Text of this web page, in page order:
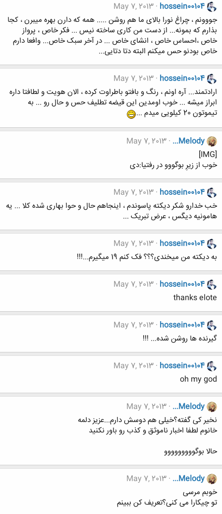
hossein00104
May 7, 2013
جووونم ، چراغ نورا بالای ما هم روشن ..... همه که دارن بهره میبرن ، کجا
بذارم که بمونه... از دست من کاری ساخته نیس ... فکر خاص ، پرواز
خاص ،احساس خاص ، انشای خاص ... در آخر سبک خاص... وافعا دارم
خاص بودنو حس میکنم البته دتا دتایی...
hossein00104
May 7, 2013
ارادتمند... آره اونم ، رنگ و بافتو باطراوت کرده ، الان هویت و لطافتا داره
ابراز میشه ... خوب اومدین این قیضه تطلیف حس و حال رو ... به
تیموتون 20 کیلویی میدم ...
...Melody
May 7, 2013
[IMG]
خوب از زیرِ بوگووو در رفتیا:دی
hossein00104
May 7, 2013
خب خدارو شکر دیکته پاسوندم ، اینجاهم حال و حوا بهاری شده کلا ... یه
هامونیه دیگس ، عرض تبریک ...
hossein00104
May 7, 2013
به دیکته من میخندی؟؟؟ فک کنم 19 میگیرم...!!!
hossein00104
May 7, 2013
thanks elote
hossein00104
May 7, 2013
گیرنده ها روشن شده... !!!
hossein00104
May 7, 2013
oh my god
...Melody
May 7, 2013
نخیر کی گفته؟خیلی هم دوسش دارم...عزیز دلمه
خانوم لطفا اخبار ناموثق و کذب رو باور نکنید
حالا بوگووووووووو
...Melody
May 7, 2013
خوبم مرسی
تو چیکارا می کنی؟تعریف کن ببینم